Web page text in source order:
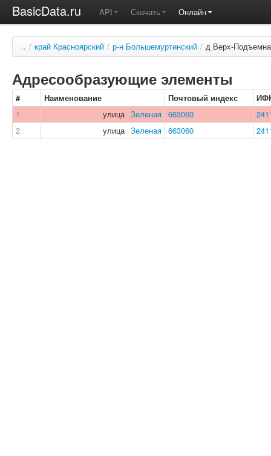
BasicData.ru API Скачать Онлайн
.. / край Красноярский / р-н Большемуртинский / д Верх-
Адресообразующие элементы
# Наименование Почтовый индекс
1
улица Зеленая 663060
2
улица Зеленая 663060